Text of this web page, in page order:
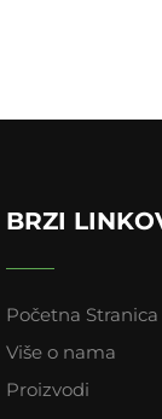
BRZI
Početna Stranica
Više o nama
Proizvodi